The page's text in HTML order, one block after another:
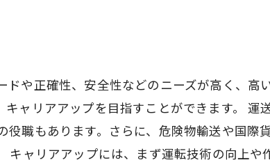
や正確性、安全性などのニーズが高く、高
ャリアアップを目指すことができます。 運
職もあります。さらに、危険物輸送や国際
キャリアアップには、まず運転技術の向上や